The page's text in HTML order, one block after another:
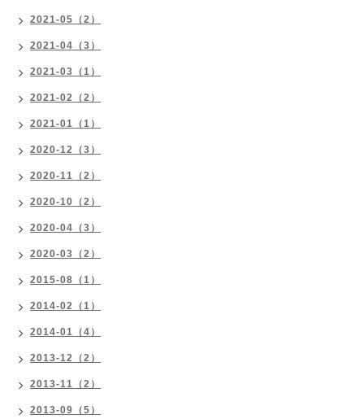
2021-05（2）
2021-04（3）
2021-03（1）
2021-02（2）
2021-01（1）
2020-12（3）
2020-11（2）
2020-10（2）
2020-04（3）
2020-03（2）
2015-08（1）
2014-02（1）
2014-01（4）
2013-12（2）
2013-11（2）
2013-09（5）